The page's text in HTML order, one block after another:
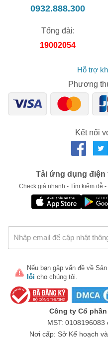
Sách Văn học nghệ thuật
Sách Giáo trình
Sách Truyện, tiểu thuyết
Sách Tâm lý, tâm linh, tôn
Sách thiếu nhi
Nên đọc sách vào lúc nào?
Nếu bạn đọc sách để nâng
lúc tinh thần thoải mái nhất.
bạn có đọc bao nhiêu sách
Còn nếu bạn muốn đọc sách
hơn thì những lúc bế tắc, bạn
thích để đọc và xoa dịu tinh
không nên bỏ qua
Sách Cổ Học Tinh Hoa
Sách Truyện Cổ Andersen
Thần Thoại Hy Lạp
Sách Truyện Cổ Grimm
Những Người Khốn Khổ
0932.888.300
Tổng đài:
19002054
Hỗ trợ
Phương
Kết nối
Tải ứng dụng điện
Check giá nhanh - Tìm kiếm dễ
Nếu bạn gặp vấn đề về
lỗi cho chúng tôi.
Công ty Cổ
MST:
Nơi cấp: Sở Kế hoạch